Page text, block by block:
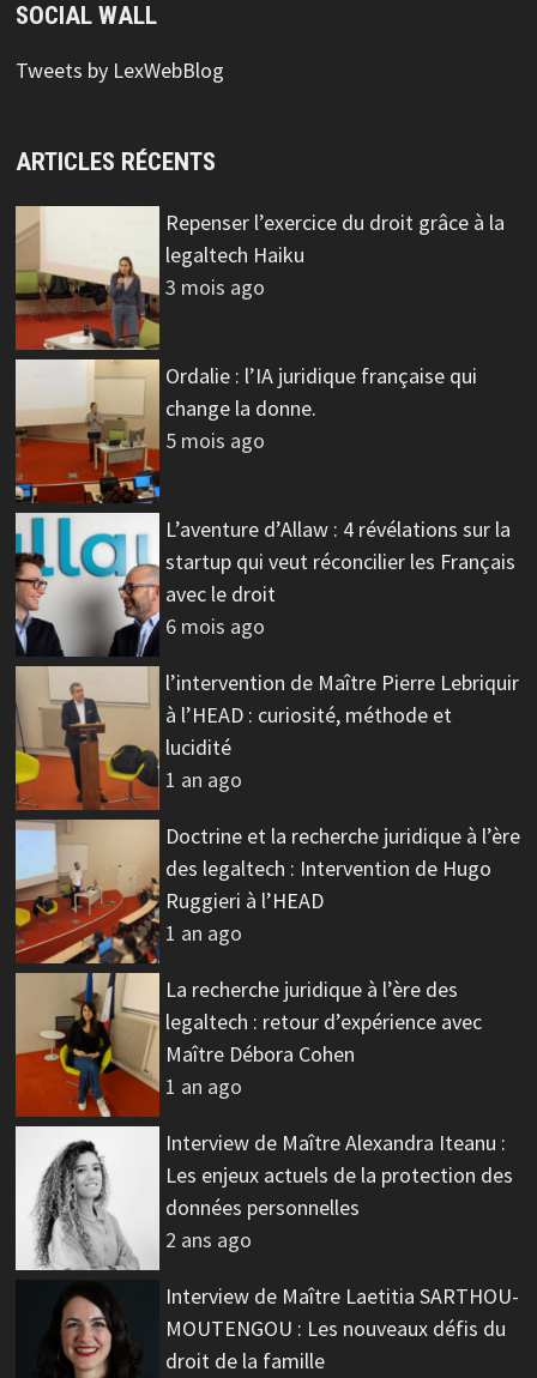
SOCIAL WALL
Tweets by LexWebBlog
ARTICLES RÉCENTS
Repenser l’exercice du droit grâce à la
legaltech Haiku
3 mois ago
Ordalie : l’IA juridique française qui
change la donne.
5 mois ago
L’aventure d’Allaw : 4 révélations sur la
startup qui veut réconcilier les Français
avec le droit
6 mois ago
l’intervention de Maître Pierre Lebriquir
à l’HEAD : curiosité, méthode et
lucidité
1 an ago
Doctrine et la recherche juridique à l’ère
des legaltech : Intervention de Hugo
Ruggieri à l’HEAD
1 an ago
La recherche juridique à l’ère des
legaltech : retour d’expérience avec
Maître Débora Cohen
1 an ago
Interview de Maître Alexandra Iteanu :
Les enjeux actuels de la protection des
données personnelles
2 ans ago
Interview de Maître Laetitia SARTHOU-
MOUTENGOU : Les nouveaux défis du
droit de la famille